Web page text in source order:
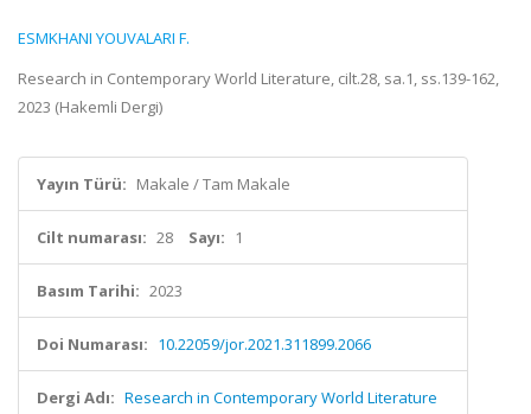
ESMKHANI YOUVALARI F.
Research in Contemporary World Literature, cilt.28, sa.1, ss.139-162,
2023 (Hakemli Dergi)
Yayın Türü: Makale / Tam Makale
Cilt numarası: 28 Sayı: 1
Basım Tarihi: 2023
Doi Numarası: 10.22059/jor.2021.311899.2066
Dergi Adı: Research in Contemporary World Literature